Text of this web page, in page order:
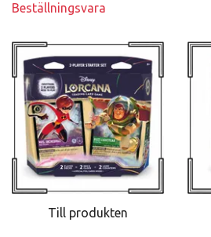
Beställningsvara
Till produkten